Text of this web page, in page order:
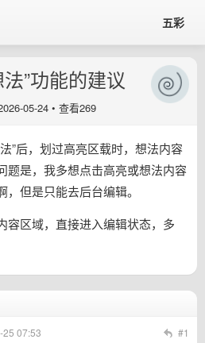
五彩
”功能的建议
05-24 • 查看269
”后，划过高亮区载时，想法内容
题是，我多想点击高亮或想法内容
但是只能去后台编辑。
容区域，直接进入编辑状态，多
07:53 #1